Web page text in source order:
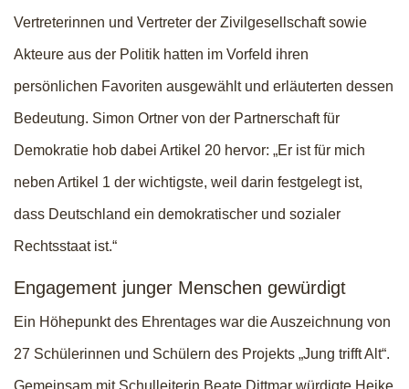
Vertreterinnen und Vertreter der Zivilgesellschaft sowie
Akteure aus der Politik hatten im Vorfeld ihren
persönlichen Favoriten ausgewählt und erläuterten dessen
Bedeutung. Simon Ortner von der Partnerschaft für
Demokratie hob dabei Artikel 20 hervor: „Er ist für mich
neben Artikel 1 der wichtigste, weil darin festgelegt ist,
dass Deutschland ein demokratischer und sozialer
Rechtsstaat ist.“
Engagement junger Menschen gewürdigt
Ein Höhepunkt des Ehrentages war die Auszeichnung von
27 Schülerinnen und Schülern des Projekts „Jung trifft Alt“.
Gemeinsam mit Schulleiterin Beate Dittmar würdigte Heike